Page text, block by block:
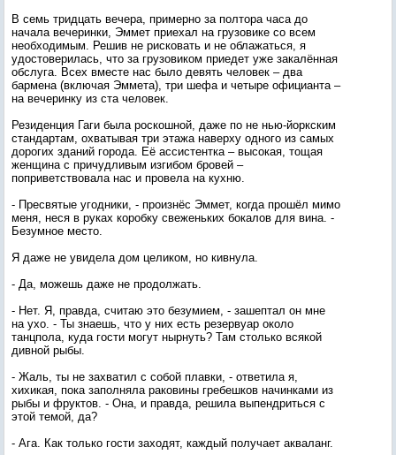
В семь тридцать вечера, примерно за полтора часа до
начала вечеринки, Эммет приехал на грузовике со всем
необходимым. Решив не рисковать и не облажаться, я
удостоверилась, что за грузовиком приедет уже закалённая
обслуга. Всех вместе нас было девять человек – два
бармена (включая Эммета), три шефа и четыре официанта –
на вечеринку из ста человек.
Резиденция Гаги была роскошной, даже по не нью-йоркским
стандартам, охватывая три этажа наверху одного из самых
дорогих зданий города. Её ассистентка – высокая, тощая
женщина с причудливым изгибом бровей –
поприветствовала нас и провела на кухню.
- Пресвятые угодники, - произнёс Эммет, когда прошёл мимо
меня, неся в руках коробку свеженьких бокалов для вина. -
Безумное место.
Я даже не увидела дом целиком, но кивнула.
- Да, можешь даже не продолжать.
- Нет. Я, правда, считаю это безумием, - зашептал он мне
на ухо. - Ты знаешь, что у них есть резервуар около
танцпола, куда гости могут нырнуть? Там столько всякой
дивной рыбы.
- Жаль, ты не захватил с собой плавки, - ответила я,
хихикая, пока заполняла раковины гребешков начинками из
рыбы и фруктов. - Она, и правда, решила выпендриться с
этой темой, да?
- Ага. Как только гости заходят, каждый получает акваланг.